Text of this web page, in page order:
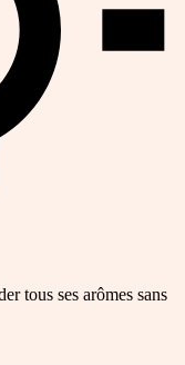
tous ses arômes sans